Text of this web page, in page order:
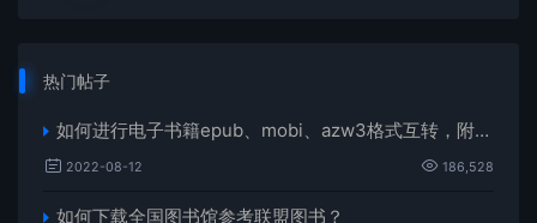
热门帖子
如何进行电子书籍epub、mobi、azw3格式互转，附海量电子书籍资源
2022-08-12 186,528
如何下载全国图书馆参考联盟图书？